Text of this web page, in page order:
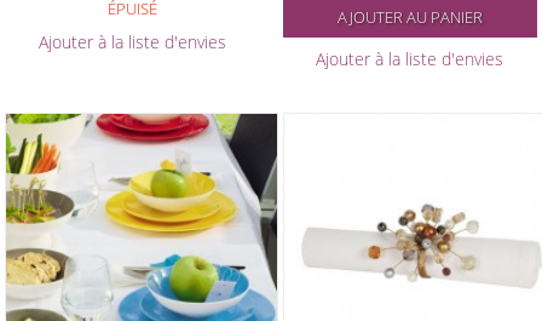
ÉPUISÉ
Ajouter à la liste d'envies
AJOUTER AU PANIER
Ajouter à la liste d'envies